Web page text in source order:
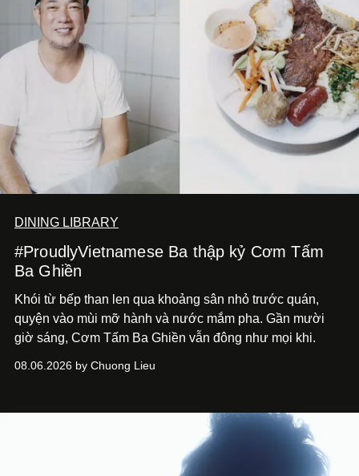
DINING LIBRARY
#ProudlyVietnamese Ba thập kỷ Cơm Tấm
Ba Ghiền
Khói từ bếp than len qua khoảng sân nhỏ trước quán,
quyện vào mùi mỡ hành và nước mắm pha. Gần mười
giờ sáng, Cơm Tấm Ba Ghiền vẫn đông như mọi khi.
08.06.2026 by Chuong Lieu